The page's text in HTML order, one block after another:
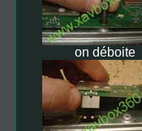
on déboite